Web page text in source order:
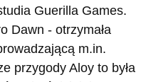
Guerilla Games.
Dawn - otrzymała
m.in.
przygody Aloy to była